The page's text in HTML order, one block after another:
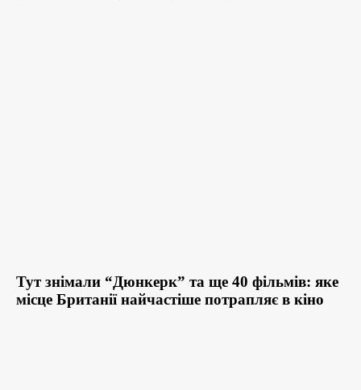
Тут знімали “Дюнкерк” та ще 40 фільмів: яке
місце Британії найчастіше потрапляє в кіно